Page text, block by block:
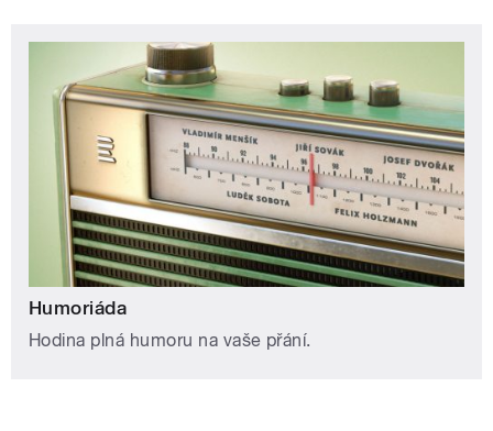
Humoriáda
Hodina plná humoru na vaše přání.